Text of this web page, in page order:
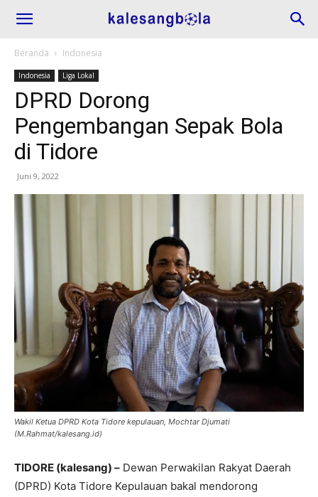
Beranda Indonesia
Indonesia Liga Lokal
DPRD Dorong
Pengembangan Sepak Bola
di Tidore
Juni 9, 2022
Wakil Ketua DPRD Kota Tidore kepulauan, Mochtar Djumati
(M.Rahmat/kalesang.id)
TIDORE (kalesang) – Dewan Perwakilan Rakyat Daerah
(DPRD) Kota Tidore Kepulauan bakal mendorong